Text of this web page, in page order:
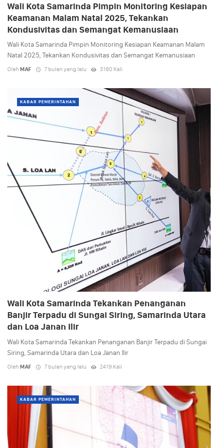
Wali Kota Samarinda Pimpin Monitoring Kesiapan
Keamanan Malam Natal 2025, Tekankan
Kondusivitas dan Semangat Kemanusiaan
Wali Kota Samarinda Pimpin Monitoring Kesiapan Keamanan Malam
Natal 2025, Tekankan Kondusivitas dan Semangat Kemanusiaan
Oleh MAF 7 bulan yang lalu 3180 Kali
KABAR PEMERINTAHAN
Wali Kota Samarinda Tekankan Penanganan
Banjir Terpadu di Sungai Siring, Samarinda Utara
dan Loa Janan Ilir
Wali Kota Samarinda Tekankan Penanganan Banjir Terpadu di Sungai
Siring, Samarinda Utara dan Loa Janan Ilir
Oleh MAF 7 bulan yang lalu 2419 Kali
KABAR PEMERINTAHAN